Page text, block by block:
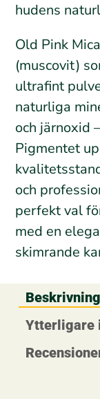
hudens
Old Pink
(muscovit)
ultrafint
naturliga
och järnoxid
Pigmentet
och
perfekt val
med en
skimrande
Beskrivning
Ytterligare